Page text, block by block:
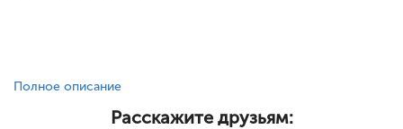
Полное описание
Расскажите друзьям: